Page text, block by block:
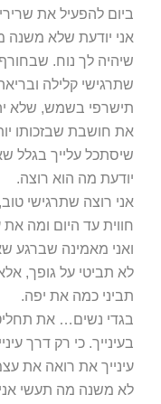
ביום להפעיל את
אני יודעת שלא משנה
שיהיה לך נוח.
שתרגישי קלילה
תישרפי בשמש, שלא
את חושבת שבזכותו
שיסתכל עלייך
יודעת מה הוא רוצה.
אני רוצה שתרגישי
חווית עד היום ומה את
ואני מאמינה שברגע
לא תביטי על גופך,
תביני כמה את יפה.
בגדי נשים… את
בעינייך. כי רק דרך
עינייך את רואה את
לא משנה מה תעשי